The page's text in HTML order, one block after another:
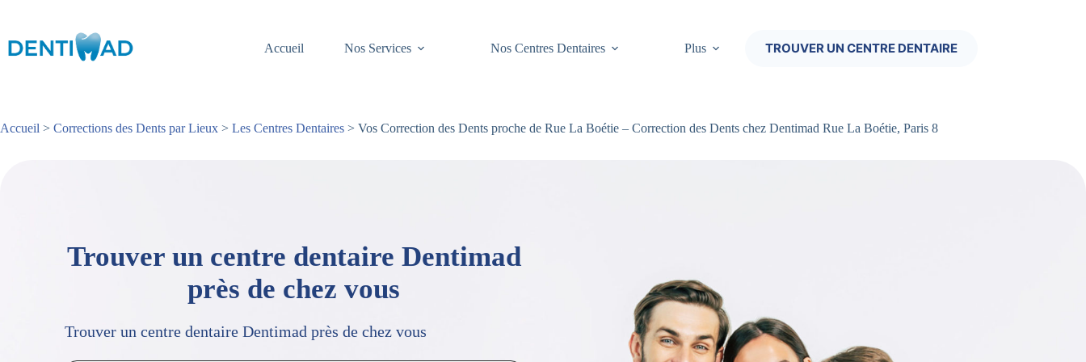
Accueil
Nos Services Nos Centres Dentaires Plus TROUVER UN CENTRE DENTAIRE
Accueil > Corrections des Dents par Lieux > Les Centres Dentaires > Vos Correction des Dents proche de Rue La Boétie – Correction des Dents chez Dentimad Rue La Boétie, Paris 8
Trouver un centre dentaire Dentimad
près de chez vous
Trouver un centre dentaire Dentimad près de chez vous